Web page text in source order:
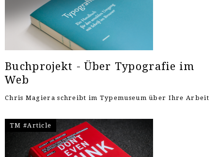
Buchprojekt - Über Typografie im
Web
Chris Magiera schreibt im Typemuseum über Ihre Arbeit
TM #Article